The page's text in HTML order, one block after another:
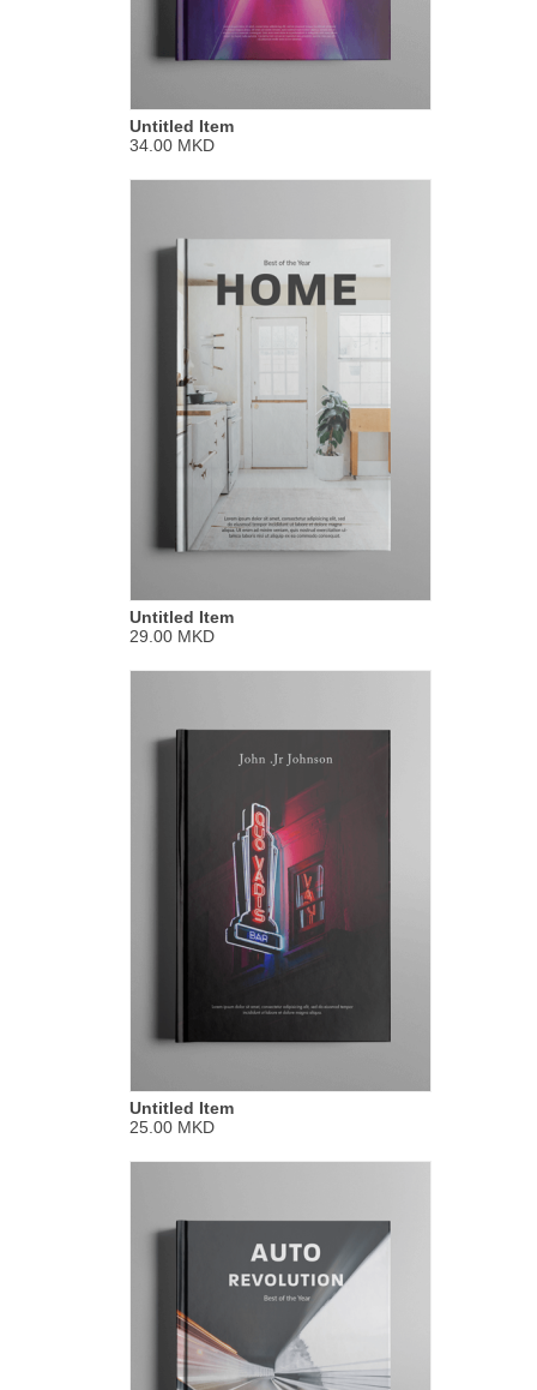
Untitled Item
34.00 MKD
Untitled Item
29.00 MKD
Untitled Item
25.00 MKD